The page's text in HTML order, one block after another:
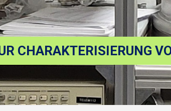
CHARAKTERISIERUNG